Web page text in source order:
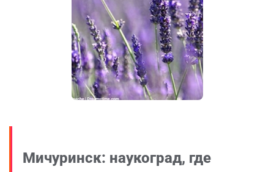
Мичуринск: наукоград, где